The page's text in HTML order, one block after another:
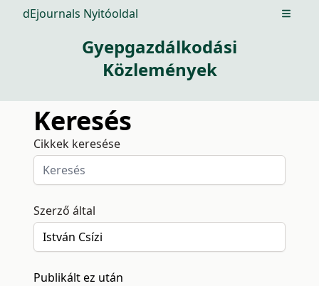
dEjournals Nyitóoldal Open
Gyepgazdálkodási
Közlemények
Keresés
Cikkek keresése
Szerző által
Publikált ez után